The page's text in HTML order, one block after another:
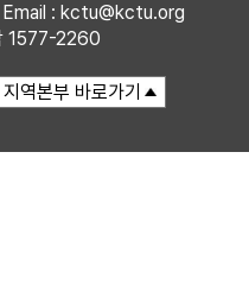
: kctu@kctu.org
1577-2260